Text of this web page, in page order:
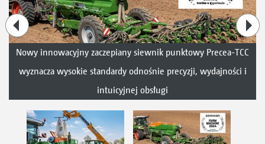
Nowy innowacyjny zaczepiany siewnik punktowy Precea-TCC
wyznacza wysokie standardy odnośnie precyzji, wydajności i
intuicyjnej obsługi